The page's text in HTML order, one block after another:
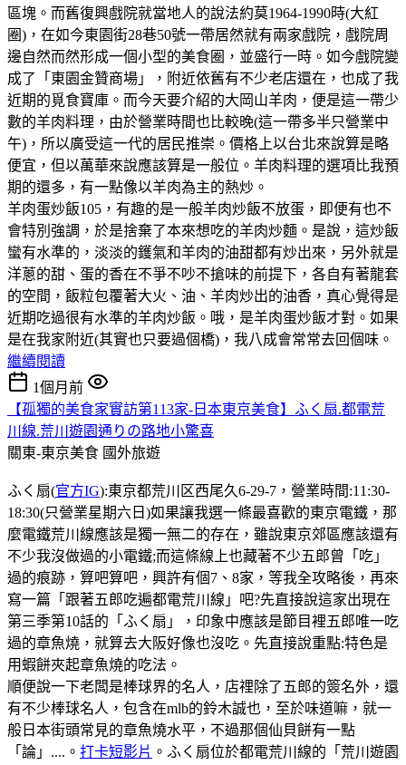
區塊。而舊復興戲院就當地人的說法約莫1964-1990時(大紅
圈)，在如今東園街28巷50號一帶居然就有兩家戲院，戲院周
邊自然而然形成一個小型的美食圈，並盛行一時。如今戲院變
成了「東園金贊商場」，附近依舊有不少老店還在，也成了我
近期的覓食寶庫。而今天要介紹的大岡山羊肉，便是這一帶少
數的羊肉料理，由於營業時間也比較晚(這一帶多半只營業中
午)，所以廣受這一代的居民推崇。價格上以台北來說算是略
便宜，但以萬華來說應該算是一般位。羊肉料理的選項比我預
期的還多，有一點像以羊肉為主的熱炒。
羊肉蛋炒飯105，有趣的是一般羊肉炒飯不放蛋，即便有也不
會特別強調，於是捨棄了本來想吃的羊肉炒麵。是說，這炒飯
蠻有水準的，淡淡的鑊氣和羊肉的油甜都有炒出來，另外就是
洋蔥的甜、蛋的香在不爭不吵不搶味的前提下，各自有著龍套
的空間，飯粒包覆著大火、油、羊肉炒出的油香，真心覺得是
近期吃過很有水準的羊肉炒飯。哦，是羊肉蛋炒飯才對。如果
是在我家附近(其實也只要過個橋)，我八成會常常去回個味。
繼續閱讀
1個月前
【孤獨的美食家實訪第113家-日本東京美食】ふく扇.都電荒
川線.荒川遊園通りの路地小驚喜
關東-東京美食 國外旅遊
ふく扇(官方IG):東京都荒川区西尾久6-29-7，營業時間:11:30-
18:30(只營業星期六日)如果讓我選一條最喜歡的東京電鐵，那
麼電鐵荒川線應該是獨一無二的存在，雖說東京郊區應該還有
不少我沒做過的小電鐵;而這條線上也藏著不少五郎曾「吃」
過的痕跡，算吧算吧，興許有個7、8家，等我全攻略後，再來
寫一篇「跟著五郎吃遍都電荒川線」吧?先直接說這家出現在
第三季第10話的「ふく扇」，印象中應該是節目裡五郎唯一吃
過的章魚燒，就算去大阪好像也沒吃。先直接說重點:特色是
用蝦餅夾起章魚燒的吃法。
順便說一下老闆是棒球界的名人，店𥚃除了五郎的簽名外，還
有不少棒球名人，包含在mlb的鈴木誠也，至於味道嘛，就一
般日本街頭常見的章魚燒水平，不過那個仙貝餅有一點
「論」....。 打卡短影片 。ふく扇位於都電荒川線的「荒川遊園